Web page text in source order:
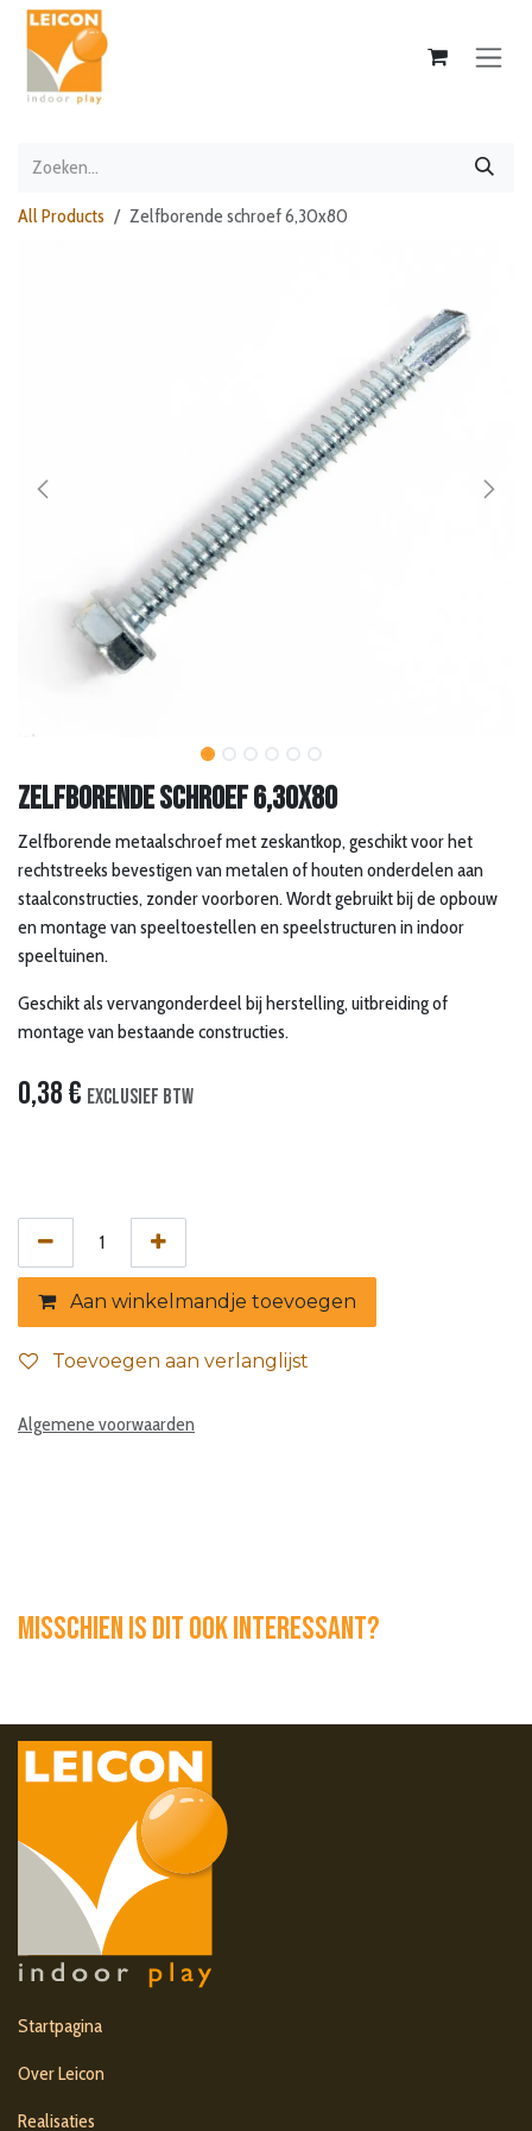
Overslaan naar inhoud
All Products Zelfborende schroef 6,30x80
Zelfborende schroef 6,30x80
Zelfborende metaalschroef met zeskantkop, geschikt voor het
rechtstreeks bevestigen van metalen of houten onderdelen aan
staalconstructies, zonder voorboren. Wordt gebruikt bij de opbouw
en montage van speeltoestellen en speelstructuren in indoor
speeltuinen.
Geschikt als vervangonderdeel bij herstelling, uitbreiding of
montage van bestaande constructies.
0,38€ Exclusief btw
Aan winkelmandje toevoegen
Toevoegen aan verlanglijst
Algemene voorwaarden
Misschien is dit ook interessant?
Startpagina
Over Leicon
Realisaties